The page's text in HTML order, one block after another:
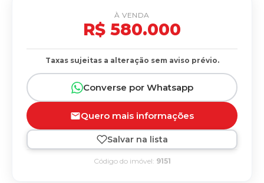
À VENDA
R$ 580.000
Taxas sujeitas a alteração sem aviso prévio.
Converse por Whatsapp
Quero mais informações
Salvar na lista
Código do imóvel: 9151